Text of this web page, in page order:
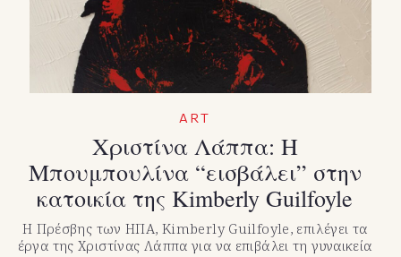
ART
Χριστίνα Λάππα: Η
Μπουμπουλίνα “εισβάλει” στην
κατοικία της Kimberly Guilfoyle
Η Πρέσβης των ΗΠΑ, Kimberly Guilfoyle, επιλέγει τα
έργα της Χριστίνας Λάππα για να επιβάλει τη γυναικεία